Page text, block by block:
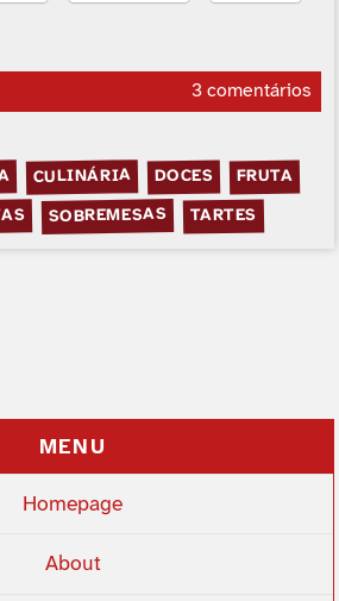
3 comentários
CULINÁRIA DOCES FRUTA
SOBREMESAS TARTES
MENU
Homepage
About